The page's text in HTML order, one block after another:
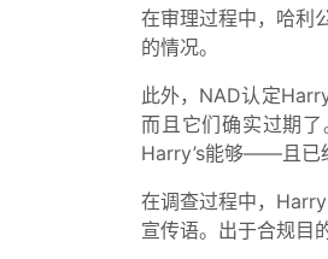
在审理过程中，哈利
的情况。
此外，NAD认定
而且它们确实过期
Harry’s能够——且已
在调查过程中，
宣传语。出于合规目